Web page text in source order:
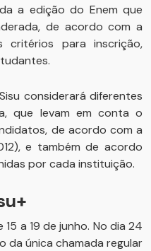
a edição do Enem que
de acordo com a
para inscrição,
considerará diferentes
que levam em conta o
de acordo com a
e também de acordo
por cada instituição.
a 19 de junho. No dia 24
da única chamada regular